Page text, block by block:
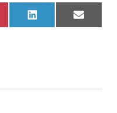
LinkedInEmail